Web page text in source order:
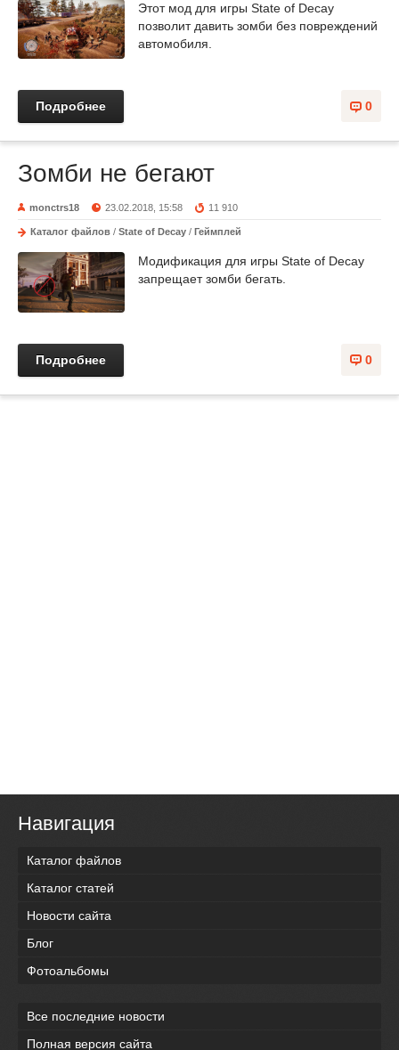
Этот мод для игры State of Decay
позволит давить зомби без повреждений
автомобиля.
0
Подробнее
Зомби не бегают
monctrs18 23.02.2018, 15:58 11 910
Каталог файлов / State of Decay / Геймплей
Модификация для игры State of Decay
запрещает зомби бегать.
0
Подробнее
Навигация
Каталог файлов
Каталог статей
Новости сайта
Блог
Фотоальбомы
Все последние новости
Полная версия сайта